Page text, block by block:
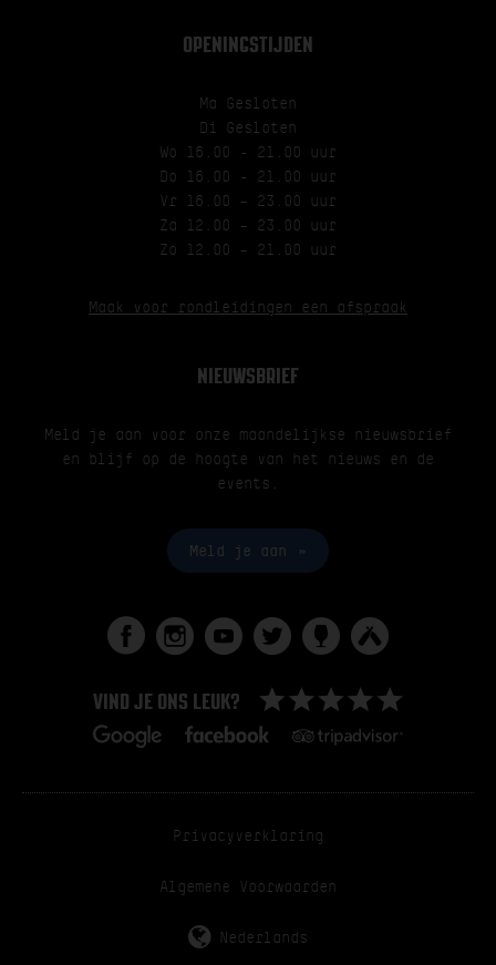
OPENINGSTIJDEN
Ma Gesloten
Di Gesloten
Wo 16.00 - 21.00 uur
Do 16.00 - 21.00 uur
Vr 16.00 – 23.00 uur
Za 12.00 – 23.00 uur
Zo 12.00 – 21.00 uur
Maak voor rondleidingen een afspraak
NIEUWSBRIEF
Meld je aan voor onze maandelijkse nieuwsbrief
en blijf op de hoogte van het nieuws en de
events.
Meld je aan
VIND JE ONS LEUK?
Nederlands
Privacyverklaring
Algemene Voorwaarden